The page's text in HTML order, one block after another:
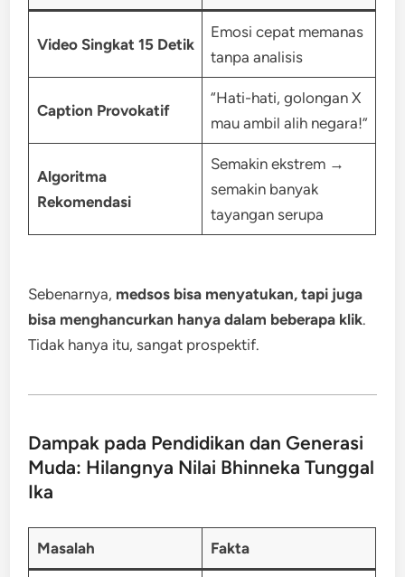
Video Singkat 15 Detik
Emosi cepat memanas
tanpa analisis
Caption Provokatif
“Hati-hati, golongan X
mau ambil alih negara!”
Algoritma
Rekomendasi
Semakin ekstrem →
semakin banyak
tayangan serupa
Sebenarnya, medsos bisa menyatukan, tapi juga
bisa menghancurkan hanya dalam beberapa klik.
Tidak hanya itu, sangat prospektif.
Dampak pada Pendidikan dan Generasi
Muda: Hilangnya Nilai Bhinneka Tunggal
Ika
Masalah Fakta